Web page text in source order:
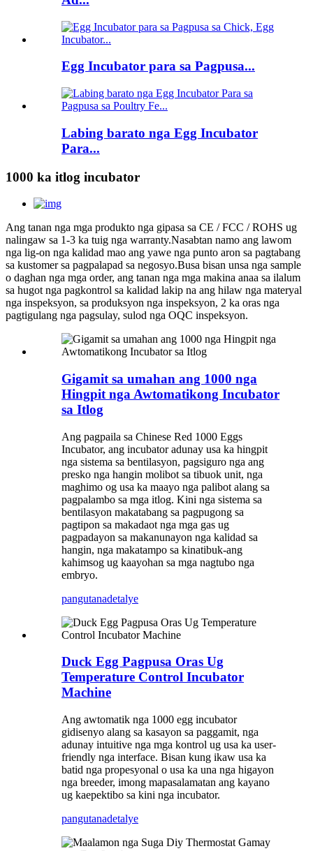
Egg Incubator para sa Pagpusa...
Labing barato nga Egg Incubator
Para...
1000 ka itlog incubator
Ang tanan nga mga produkto nga gipasa sa CE / FCC / ROHS ug
nalingaw sa 1-3 ka tuig nga warranty.Nasabtan namo ang lawom
nga lig-on nga kalidad mao ang yawe nga punto aron sa pagtabang
sa kustomer sa pagpalapad sa negosyo.Busa bisan unsa nga sample
o daghan nga mga order, ang tanan nga mga makina anaa sa ilalum
sa hugot nga pagkontrol sa kalidad lakip na ang hilaw nga materyal
nga inspeksyon, sa produksyon nga inspeksyon, 2 ka oras nga
pagtigulang nga pagsulay, sulod nga OQC inspeksyon.
Gigamit sa umahan ang 1000 nga
Hingpit nga Awtomatikong Incubator
sa Itlog
Ang pagpaila sa Chinese Red 1000 Eggs
Incubator, ang incubator adunay usa ka hingpit
nga sistema sa bentilasyon, pagsiguro nga ang
presko nga hangin molibot sa tibuok unit, nga
maghimo og usa ka maayo nga palibot alang sa
pagpalambo sa mga itlog. Kini nga sistema sa
bentilasyon makatabang sa pagpugong sa
pagtipon sa makadaot nga mga gas ug
pagpadayon sa makanunayon nga kalidad sa
hangin, nga makatampo sa kinatibuk-ang
kahimsog ug kaayohan sa mga nagtubo nga
embryo.
pangutanadetalye
Duck Egg Pagpusa Oras Ug
Temperature Control Incubator
Machine
Ang awtomatik nga 1000 egg incubator
gidisenyo alang sa kasayon ​​​​sa paggamit, nga
adunay intuitive nga mga kontrol ug usa ka user-
friendly nga interface. Bisan kung ikaw usa ka
batid nga propesyonal o usa ka una nga higayon
nga breeder, imong mapasalamatan ang kayano
ug kaepektibo sa kini nga incubator.
pangutanadetalye